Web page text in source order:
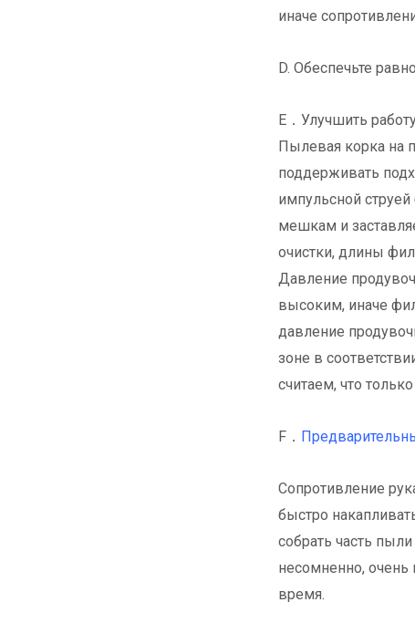
иначе
D. Обеспечьте
E．Улучшить
Пылевая корка на
поддерживать
импульсной
мешкам и
очистки, длины
Давление
высоким, иначе
давление
зоне в
считаем, что
F．
Сопротивление
быстро
собрать часть
несомненно, очень
время.